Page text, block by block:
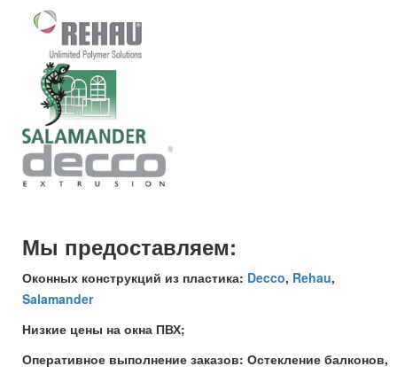
Мы предоставляем:
Оконных конструкций из пластика: Decco, Rehau,
Salamander
Низкие цены на окна ПВХ;
Оперативное выполнение заказов: Остекление балконов,